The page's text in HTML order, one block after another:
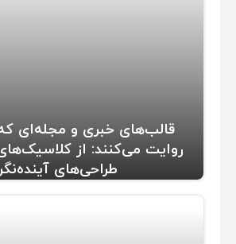
قالب‌های خبری و مجله‌ای
روایت می‌کنند: از کلاسیک‌های
طراحی‌های